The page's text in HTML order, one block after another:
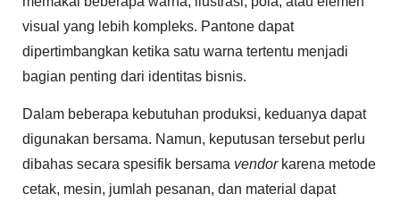
visual yang lebih kompleks. Pantone dapat
dipertimbangkan ketika satu warna tertentu menjadi
bagian penting dari identitas bisnis.
Dalam beberapa kebutuhan produksi, keduanya dapat
digunakan bersama. Namun, keputusan tersebut perlu
dibahas secara spesifik bersama vendorkarena metode
cetak, mesin, jumlah pesanan, dan material dapat